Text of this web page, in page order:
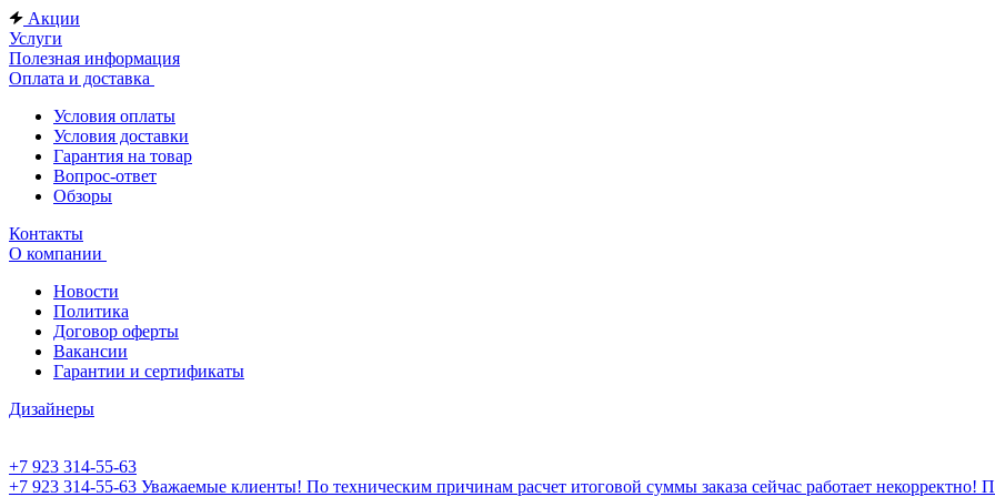
Акции
Услуги
Полезная информация
Оплата и доставка
Условия оплаты
Условия доставки
Гарантия на товар
Вопрос-ответ
Обзоры
Контакты
О компании
Новости
Политика
Договор оферты
Вакансии
Гарантии и сертификаты
Дизайнеры
+7 923 314-55-63
+7 923 314-55-63 Уважаемые клиенты! По техническим причинам расчет итоговой суммы заказа сейчас работает